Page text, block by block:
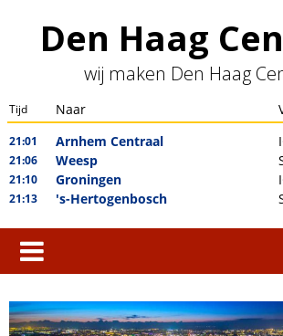
contentDen Haag
wij maken Den Haag
Zoeken
naar: